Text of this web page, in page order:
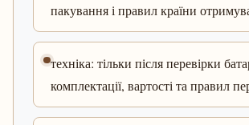
пакування і правил країни
техніка: тільки після перевірки
комплектації, вартості та правил